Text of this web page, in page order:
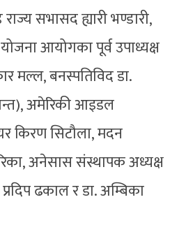
सभासद ह्यारी भण्डारी,
आयोगका पूर्व उपाध्यक्ष
मल्ल, बनस्पतिविद डा.
अमेरिकी आइडल
किरण सिटौला, मदन
अनेसास संस्थापक अध्यक्ष
ढकाल र डा. अम्बिका